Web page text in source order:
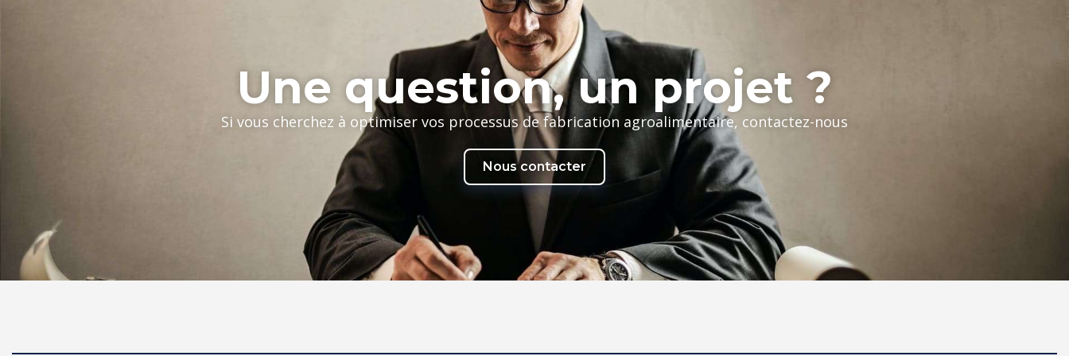
Une question, un projet ?
Si vous cherchez à optimiser vos processus de fabrication agroalimentaire, contactez-nous
Nous contacter